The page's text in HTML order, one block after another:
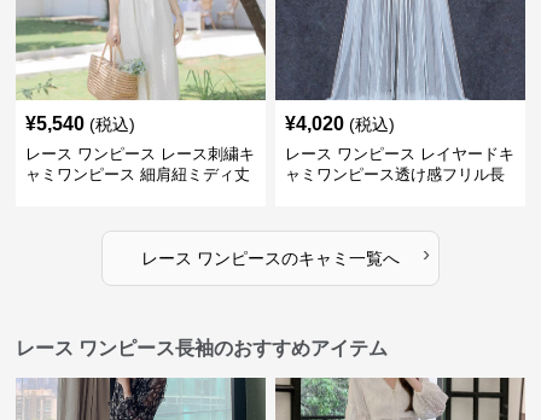
¥5,540 (税込)
レース ワンピース レース刺繍キ
ャミワンピース 細肩紐ミディ丈
¥4,020 (税込)
レース ワンピース レイヤードキ
ャミワンピース透け感フリル長
レース ワンピースのキャミ 一覧へ ›
レース ワンピース長袖のおすすめアイテム